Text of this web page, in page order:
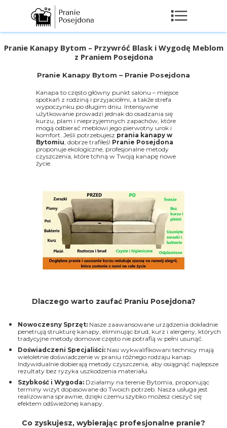
Pranie Kanapy Bytom – Przywróć Blask i Wygodę Meblom
z Praniem Posejdona
Pranie Kanapy Bytom – Pranie Posejdona
Kanapa to często główny punkt salonu – miejsce
spotkań z rodziną i przyjaciółmi, a także strefa
wypoczynku po długim dniu. Intensywne
użytkowanie prowadzi jednak do osadzania się
kurzu, plam i nieprzyjemnych zapachów, które
mogą odbierać meblowi jego pierwotny urok i
komfort. Jeśli potrzebujesz prania kanapy w
Bytomiu, dobrze trafiłeś! Pranie Posejdona
proponuje ekologiczne, profesjonalne metody
czyszczenia, które tchną w Twoją kanapę nowe
życie.
Co zyskujesz, wybierając profesjonalne pranie?
Dlaczego warto zaufać Praniu Posejdona?
Nowoczesny Sprzęt: Nasze zaawansowane urządzenia dokładnie
penetrują strukturę kanapy, eliminując brud, kurz i alergeny, których
tradycyjne metody domowe często nie potrafią w pełni usunąć.
Doświadczeni Specjaliści: Nasi wykwalifikowani technicy mają
wieloletnie doświadczenie w praniu różnego rodzaju kanap.
Indywidualnie dobierają metody czyszczenia, aby osiągnąć najlepsze
rezultaty bez ryzyka uszkodzenia materiału.
Szybkość i Wygoda: Działamy na terenie Bytomia, proponując
terminy wizyt dopasowane do Twoich potrzeb. Nasza usługa jest
realizowana sprawnie, dzięki czemu szybko możesz cieszyć się
efektem odświeżonej kanapy.